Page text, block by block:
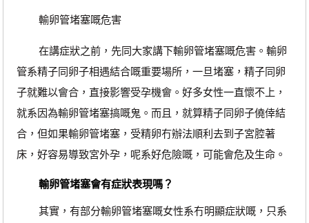
輸卵管堵塞嘅危害
在講症狀之前，先同大家講下輸卵管堵塞嘅危害。輸卵
管系精子同卵子相遇結合嘅重要場所，一旦堵塞，精子同卵
子就難以會合，直接影響受孕機會。好多女性一直懷不上，
就系因為輸卵管堵塞搞嘅鬼。而且，就算精子同卵子僥倖結
合，但如果輸卵管堵塞，受精卵冇辦法順利去到子宮腔著
床，好容易導致宮外孕，呢系好危險嘅，可能會危及生命。
輸卵管堵塞會有症狀表現嗎？
其實，有部分輸卵管堵塞嘅女性系冇明顯症狀嘅，只系